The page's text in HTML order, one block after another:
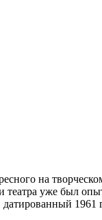
на
уже был
датированный 1961